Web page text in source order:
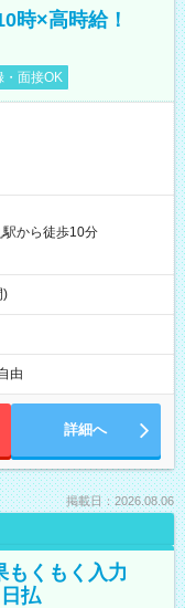
時×高時給！
・面接OK
駅から徒歩10分
)
由
詳細へ
掲載日：2026.08.06
もくもく入力
払